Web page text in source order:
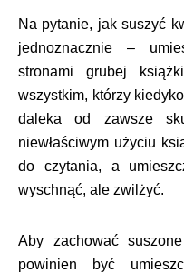
Na pytanie, jak suszyć
jednoznacznie –
stronami grubej
wszystkim, którzy
daleka od zawsze
niewłaściwym użyciu
do czytania, a
wyschnąć, ale zwilżyć.
Aby zachować
powinien być